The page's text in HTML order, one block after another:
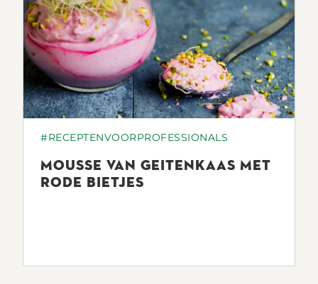
#RECEPTENVOORPROFESSIONALS
MOUSSE VAN GEITENKAAS MET
RODE BIETJES